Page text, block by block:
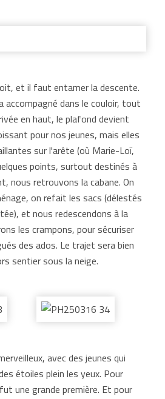
et il faut entamer la descente.
accompagné dans le couloir, tout
en haut, le plafond devient
pour nos jeunes, mais elles
sur l'arête (où Marie-Loï,
points, surtout destinés à
nous retrouvons la cabane. On
on refait les sacs (délestés
et nous redescendons à la
les crampons, pour sécuriser
des ados. Le trajet sera bien
sentier sous la neige.
avec des jeunes qui
étoiles plein les yeux. Pour
une grande première. Et pour